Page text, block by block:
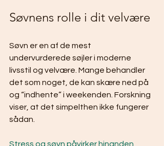
Søvnens rolle i dit velvære
Søvn er en af de mest
undervurderede søjler i moderne
livsstil og velvære. Mange behandler
det som noget, de kan skære ned på
og “indhente” i weekenden. Forskning
viser, at det simpelthen ikke fungerer
sådan.
Stress og søvn påvirker hinanden